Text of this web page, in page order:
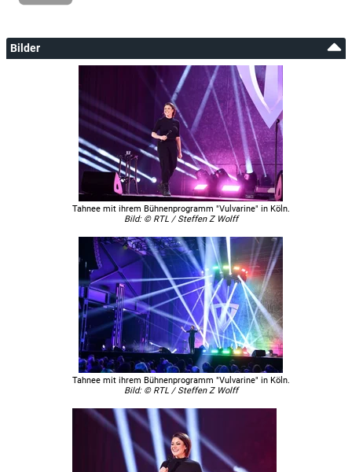
Bilder
Tahnee mit ihrem Bühnenprogramm "Vulvarine" in Köln.
Bild: © RTL / Steffen Z Wolff
Tahnee mit ihrem Bühnenprogramm "Vulvarine" in Köln.
Bild: © RTL / Steffen Z Wolff